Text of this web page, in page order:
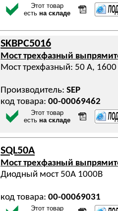
Этот товар
есть на складе
SKBPC5016
Мост трехфазный
Мост трехфазный: 50 А, 1600
Производитель: SEP
код товара: 00-00069462
Этот товар
есть на складе
SQL50A
Мост трехфазный
Диодный мост 50А 1000В
код товара: 00-00069031
Этот товар